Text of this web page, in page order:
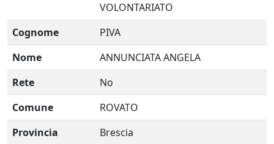
VOLONTARIATO
Cognome
PIVA
Nome
ANNUNCIATA ANGELA
Rete
No
Comune
ROVATO
Provincia
Brescia